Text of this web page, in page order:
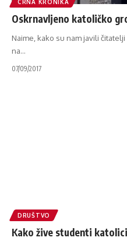
CRNA KRONIKA
Oskrnavljeno katoličko
Naime, kako su nam javili
na…
07/09/2017
DRUŠTVO
Kako žive studenti